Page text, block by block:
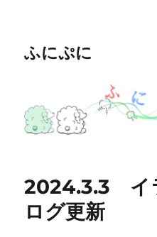
ふにぷに
2024.3.3 イ
ログ更新